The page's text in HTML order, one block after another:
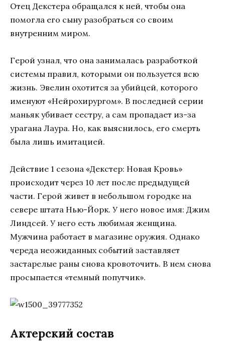
Отец Декстера обращался к ней, чтобы она
помогла его сыну разобраться со своим
внутренним миром.
Герой узнал, что она занималась разработкой
системы правил, которыми он пользуется всю
жизнь. Эвелин охотится за убийцей, которого
именуют «Нейрохирургом». В последней серии
маньяк убивает сестру, а сам пропадает из-за
урагана Лаура. Но, как выяснилось, его смерть
была лишь имитацией.
Действие 1 сезона «Декстер: Новая Кровь»
происходит через 10 лет после предыдущей
части. Герой живет в небольшом городке на
севере штата Нью-Йорк. У него новое имя: Джим
Линдсей. У него есть любимая женщина.
Мужчина работает в магазине оружия. Однако
череда неожиданных событий заставляет
застарелые раны снова кровоточить. В нем снова
просыпается «темный попутчик».
Актерский состав